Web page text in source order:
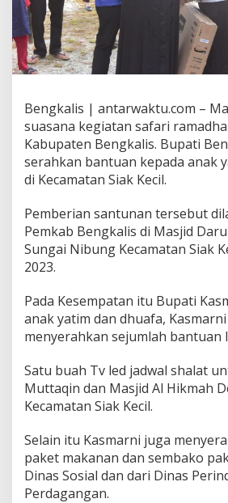
Bengkalis | antarwaktu.com –
suasana kegiatan safari
Kabupaten Bengkalis. Bupati
serahkan bantuan kepada anak
di Kecamatan Siak Kecil.
Pemberian santunan tersebut
Pemkab Bengkalis di Masjid
Sungai Nibung Kecamatan Siak
2023.
Pada Kesempatan itu Bupati
anak yatim dan dhuafa,
menyerahkan sejumlah bantuan
Satu buah Tv led jadwal shalat
Muttaqin dan Masjid Al Hikmah
Kecamatan Siak Kecil.
Selain itu Kasmarni juga
paket makanan dan sembako
Dinas Sosial dan dari Dinas
Perdagangan.